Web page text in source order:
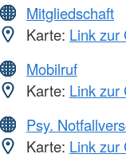
Mitgliedschaft
Karte: Link zur
Mobilruf
Karte: Link zur
Psy.
Karte: Link zur